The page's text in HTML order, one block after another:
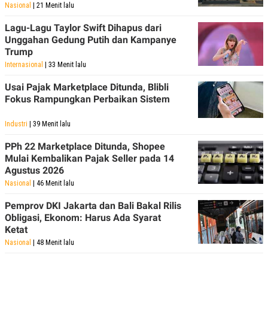
Nasional | 21 Menit lalu
Lagu-Lagu Taylor Swift Dihapus dari
Unggahan Gedung Putih dan Kampanye
Trump
Internasional | 33 Menit lalu
Usai Pajak Marketplace Ditunda, Blibli
Fokus Rampungkan Perbaikan Sistem
Industri | 39 Menit lalu
PPh 22 Marketplace Ditunda, Shopee
Mulai Kembalikan Pajak Seller pada 14
Agustus 2026
Nasional | 46 Menit lalu
Pemprov DKI Jakarta dan Bali Bakal Rilis
Obligasi, Ekonom: Harus Ada Syarat
Ketat
Nasional | 48 Menit lalu